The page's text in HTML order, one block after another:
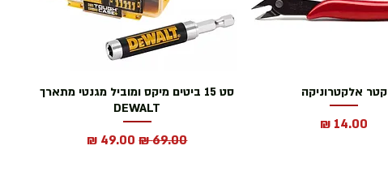
קטר אלקטרוניקה
מחיר
סט 15 ביטים מיקס ומוביל מגנטי מתארך
DEWALT
מחיר רגיל‏69.00 ‏₪ מחיר מבצע